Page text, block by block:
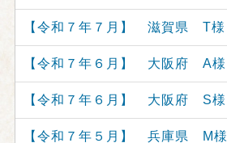
【令和７年７月】 滋賀県 T様
【令和７年６月】 大阪府 A様
【令和７年６月】 大阪府 S様
【令和７年５月】 兵庫県 M様